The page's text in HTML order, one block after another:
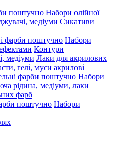
поштучно Набори олійної
медіуми Сикативи
фарби поштучно Набори
Контури
медіуми Лаки для акрилових
гелі, муси акрилові
фарби поштучно Набори
рідина, медіуми, лаки
фарб
поштучно Набори